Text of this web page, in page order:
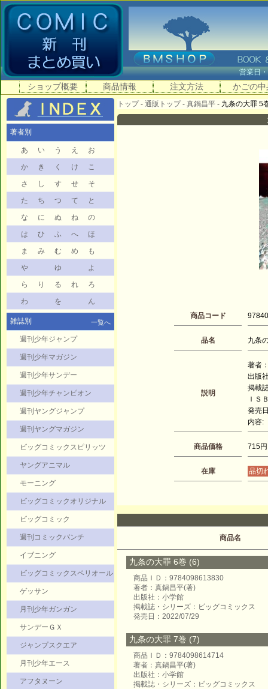
営業
ショップ概要 商品情報 注文方法 かごの中
著者別
あ い う え
お
か
き く け
こ
さ
し す せ
そ
た
ち つ て
と
な
に ぬ ね
の
は
ひ ふ へ
ほ
ま
み む め
も
や
ゆ
よ
ら
り る れ
ろ
わ
を ん
雑誌別 一覧へ
週刊少年ジャンプ
週刊少年マガジン
週刊少年サンデー
週刊少年チャンピオン
週刊ヤングジャンプ
週刊ヤングマガジン
ビッグコミックスピリッツ
ヤングアニマル
モーニング
ビッグコミックオリジナル
ビッグコミック
週刊コミックバンチ
イブニング
ビッグコミックスペリオール
ゲッサン
月刊少年ガンガン
サンデーＧＸ
ジャンプスクエア
月刊少年エース
アフタヌーン
トップ- 通販トップ- 真鍋昌平 - 九条の大罪 5
商品コード
品名 九条
説明
著者
出版
掲載
ＩＳ
発売
内容:
商品価格 715円
在庫 品切
商品名
九条の大罪 6巻 (6)
商品ＩＤ：9784098613830
著者：真鍋昌平(著)
出版社：小学館
掲載誌・シリーズ：ビッグコミックス
発売日：2022/07/29
九条の大罪 7巻 (7)
商品ＩＤ：9784098614714
著者：真鍋昌平(著)
出版社：小学館
掲載誌・シリーズ：ビッグコミックス